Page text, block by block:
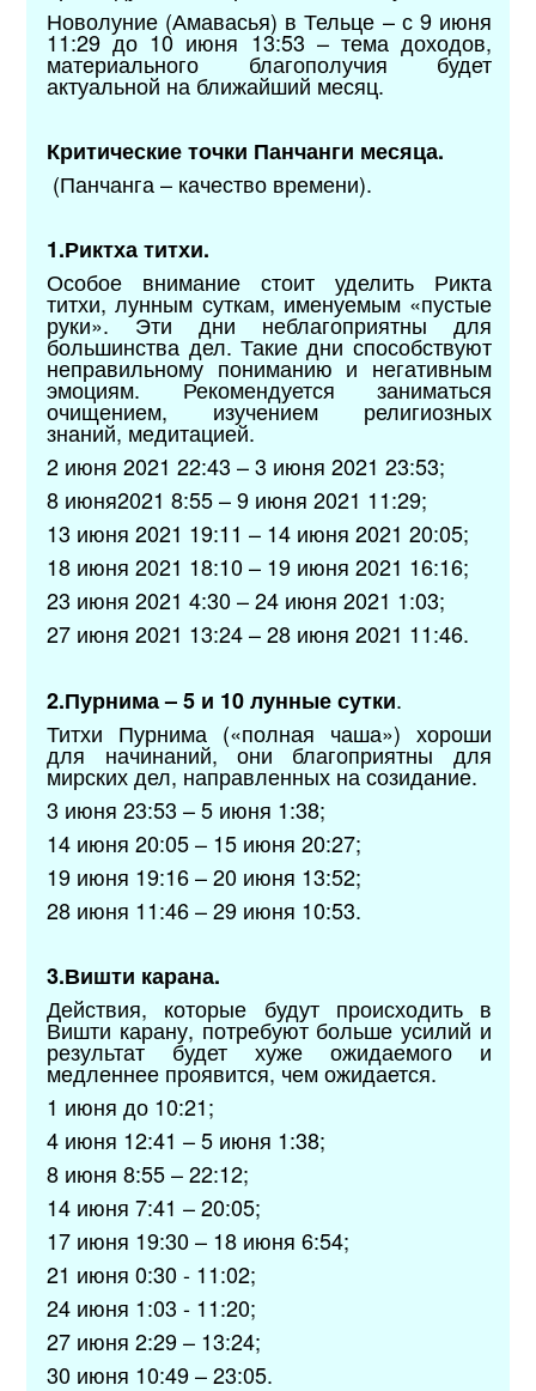
Новолуние (Амавасья) в Тельце – с 9 июня
11:29 до 10 июня 13:53 – тема доходов,
материального благополучия будет
актуальной на ближайший месяц.
Критические точки Панчанги месяца.
(Панчанга – качество времени).
1.Риктха титхи.
Особое внимание стоит уделить Рикта
титхи, лунным суткам, именуемым «пустые
руки». Эти дни неблагоприятны для
большинства дел. Такие дни способствуют
неправильному пониманию и негативным
эмоциям. Рекомендуется заниматься
очищением, изучением религиозных
знаний, медитацией.
2 июня 2021 22:43 – 3 июня 2021 23:53;
8 июня2021 8:55 – 9 июня 2021 11:29;
13 июня 2021 19:11 – 14 июня 2021 20:05;
18 июня 2021 18:10 – 19 июня 2021 16:16;
23 июня 2021 4:30 – 24 июня 2021 1:03;
27 июня 2021 13:24 – 28 июня 2021 11:46.
2.Пурнима – 5 и 10 лунные сутки.
Титхи Пурнима («полная чаша») хороши
для начинаний, они благоприятны для
мирских дел, направленных на созидание.
3 июня 23:53 – 5 июня 1:38;
14 июня 20:05 – 15 июня 20:27;
19 июня 19:16 – 20 июня 13:52;
28 июня 11:46 – 29 июня 10:53.
3.Вишти карана.
Действия, которые будут происходить в
Вишти карану, потребуют больше усилий и
результат будет хуже ожидаемого и
медленнее проявится, чем ожидается.
1 июня до 10:21;
4 июня 12:41 – 5 июня 1:38;
8 июня 8:55 – 22:12;
14 июня 7:41 – 20:05;
17 июня 19:30 – 18 июня 6:54;
21 июня 0:30 - 11:02;
24 июня 1:03 - 11:20;
27 июня 2:29 – 13:24;
30 июня 10:49 – 23:05.